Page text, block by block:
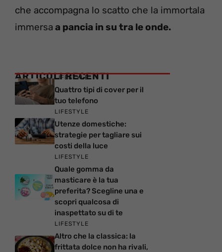
che accompagna lo scatto che la immortala
immersa a pancia in su tra le onde.
ARTICOLI RECENTI
LIFESTYLE
Quattro tipi di cover per il
tuo telefono
LIFESTYLE
Utenze domestiche:
strategie per tagliare sui
costi della luce
LIFESTYLE
Quale gomma da
masticare è la tua
preferita? Scegline una e
scopri qualcosa di
inaspettato su di te
LIFESTYLE
Altro che la classica: la
frittata dolce non ha rivali,